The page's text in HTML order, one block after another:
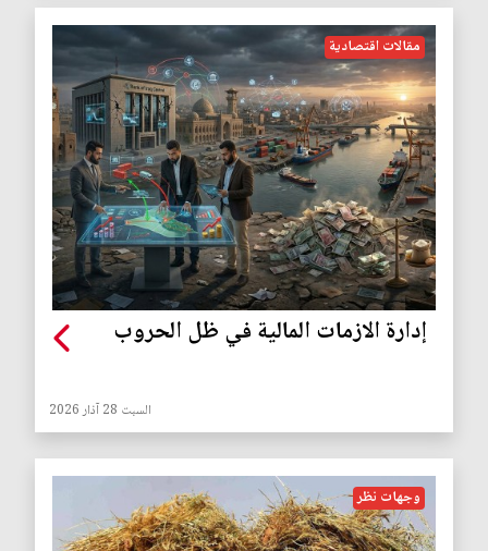
مقالات اقتصادية
إدارة الازمات المالية في ظل الحروب
السبت 28 آذار 2026
وجهات نظر